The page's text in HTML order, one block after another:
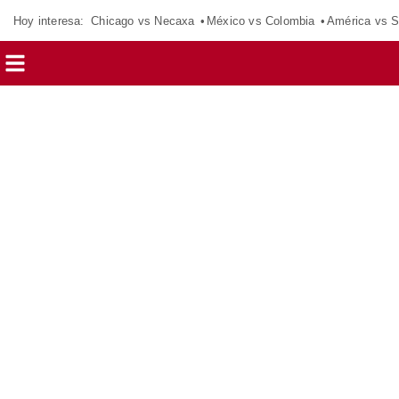
Hoy interesa: Chicago vs Necaxa México vs Colombia América vs